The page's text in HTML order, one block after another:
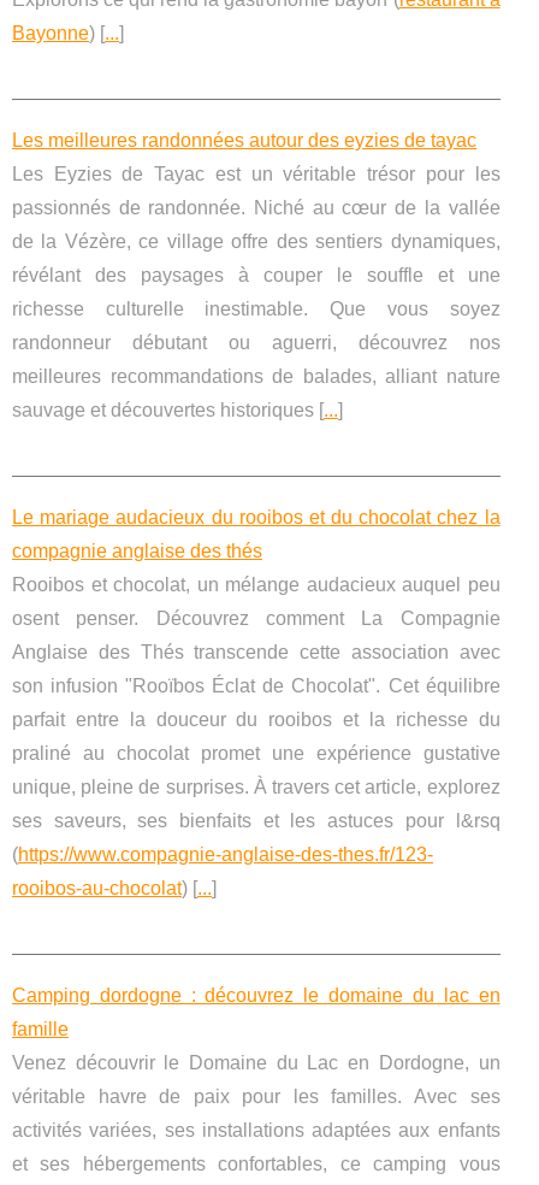
Bayonne) [...]
Les meilleures randonnées autour des eyzies de tayac
Les Eyzies de Tayac est un véritable trésor pour les
passionnés de randonnée. Niché au cœur de la vallée
de la Vézère, ce village offre des sentiers dynamiques,
révélant des paysages à couper le souffle et une
richesse culturelle inestimable. Que vous soyez
randonneur débutant ou aguerri, découvrez nos
meilleures recommandations de balades, alliant nature
sauvage et découvertes historiques [...]
Le mariage audacieux du rooibos et du chocolat chez la
compagnie anglaise des thés
Rooibos et chocolat, un mélange audacieux auquel peu
osent penser. Découvrez comment La Compagnie
Anglaise des Thés transcende cette association avec
son infusion "Rooïbos Éclat de Chocolat". Cet équilibre
parfait entre la douceur du rooibos et la richesse du
praliné au chocolat promet une expérience gustative
unique, pleine de surprises. À travers cet article, explorez
ses saveurs, ses bienfaits et les astuces pour l&rsq
(https://www.compagnie-anglaise-des-thes.fr/123-
rooibos-au-chocolat) [...]
Camping dordogne : découvrez le domaine du lac en
famille
Venez découvrir le Domaine du Lac en Dordogne, un
véritable havre de paix pour les familles. Avec ses
activités variées, ses installations adaptées aux enfants
et ses hébergements confortables, ce camping vous